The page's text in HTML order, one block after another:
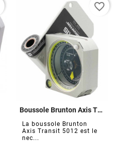
Boussole Brunton Axis Transit
La boussole Brunton
Axis Transit 5012 est le
nec...
favorite_border